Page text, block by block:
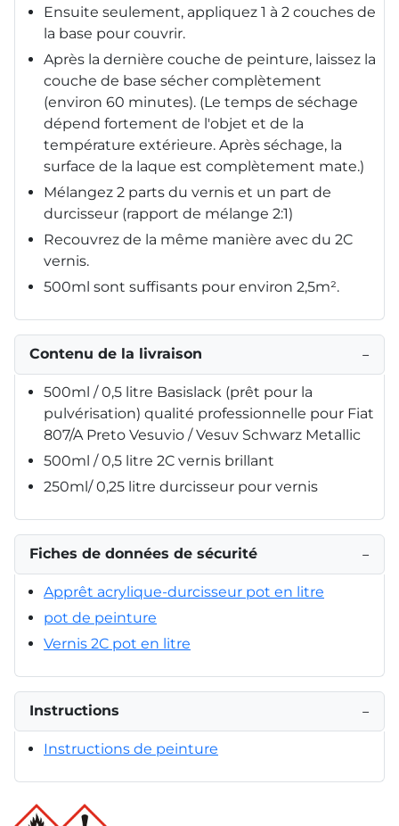
Ensuite seulement, appliquez 1 à 2 couches de
la base pour couvrir.
Après la dernière couche de peinture, laissez la
couche de base sécher complètement
(environ 60 minutes). (Le temps de séchage
dépend fortement de l'objet et de la
température extérieure. Après séchage, la
surface de la laque est complètement mate.)
Mélangez 2 parts du vernis et un part de
durcisseur (rapport de mélange 2:1)
Recouvrez de la même manière avec du 2C
vernis.
500ml sont suffisants pour environ 2,5m².
Contenu de la livraison −
500ml / 0,5 litre Basislack (prêt pour la
pulvérisation) qualité professionnelle pour Fiat
807/A Preto Vesuvio / Vesuv Schwarz Metallic
500ml / 0,5 litre 2C vernis brillant
250ml/ 0,25 litre durcisseur pour vernis
Fiches de données de sécurité −
Apprêt acrylique-durcisseur pot en litre
pot de peinture
Vernis 2C pot en litre
Instructions −
Instructions de peinture